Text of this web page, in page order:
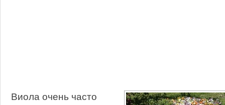
Виола очень часто